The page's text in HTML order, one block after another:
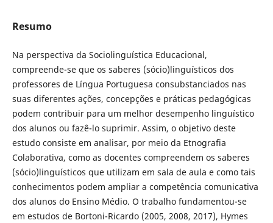
Resumo
Na perspectiva da Sociolinguística Educacional,
compreende-se que os saberes (sócio)linguísticos dos
professores de Língua Portuguesa consubstanciados nas
suas diferentes ações, concepções e práticas pedagógicas
podem contribuir para um melhor desempenho linguístico
dos alunos ou fazê-lo suprimir. Assim, o objetivo deste
estudo consiste em analisar, por meio da Etnografia
Colaborativa, como as docentes compreendem os saberes
(sócio)linguísticos que utilizam em sala de aula e como tais
conhecimentos podem ampliar a competência comunicativa
dos alunos do Ensino Médio. O trabalho fundamentou-se
em estudos de Bortoni-Ricardo (2005, 2008, 2017), Hymes